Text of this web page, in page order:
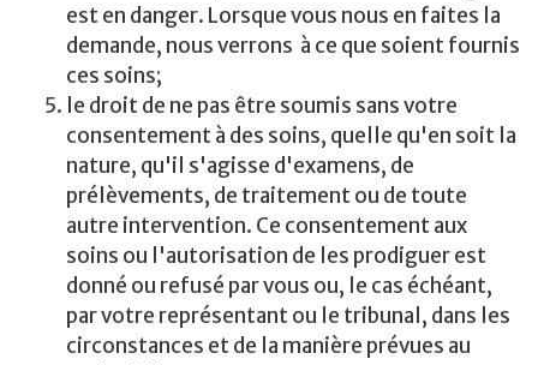
est en danger. Lorsque vous nous en faites la
demande, nous verrons à ce que soient fournis
ces soins;
le droit de ne pas être soumis sans votre
consentement à des soins, quelle qu'en soit la
nature, qu'il s'agisse d'examens, de
prélèvements, de traitement ou de toute
autre intervention. Ce consentement aux
soins ou l'autorisation de les prodiguer est
donné ou refusé par vous ou, le cas échéant,
par votre représentant ou le tribunal, dans les
circonstances et de la manière prévues au